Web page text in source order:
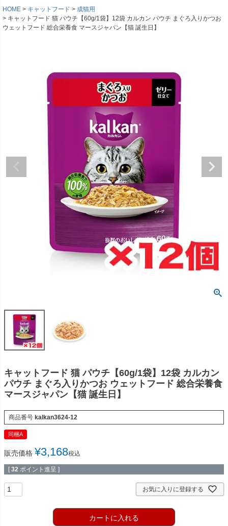
HOME
キャットフード
成猫用
キャットフード 猫 パウチ【60g/1袋】12袋 カルカン パウチ まぐろ入りかつお
ウェットフード 総合栄養食 マースジャパン【猫 誕生日】
キャットフード 猫 パウチ【60g/1袋】12袋 カルカン
パウチ まぐろ入りかつお ウェットフード 総合栄養食
マースジャパン【猫 誕生日】
商品番号 kalkan3624-12
同梱A
販売価格 ¥3,168税込
[ 32 ポイント進呈 ]
お気に入りに登録する
カートに入れる